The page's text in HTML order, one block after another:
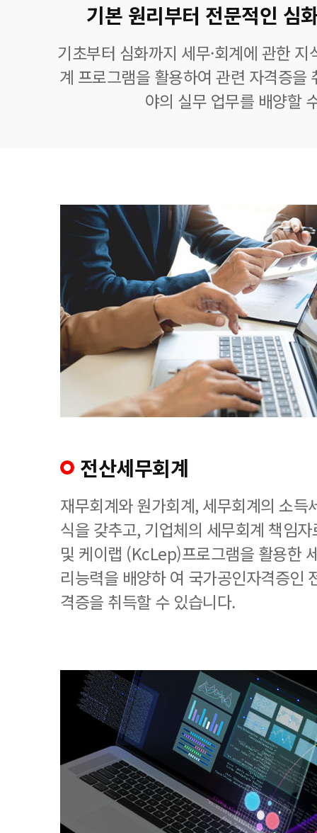
기본 원리부터 전문적인 심
기초부터 심화까지 세무·회계에 관한
계 프로그램을 활용하여 관련 자격증을
야의 실무 업무를 배양할
전산세무회계
재무회계와 원가회계, 세무회계의 소득
식을 갖추고, 기업체의 세무회계 책임
및 케이랩 (KcLep)프로그램을 활용한
리능력을 배양하 여 국가공인자격증인
격증을 취득할 수 있습니다.